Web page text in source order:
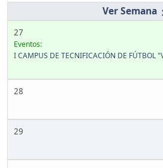
27
Eventos:
I CAMPUS DE TECNIFICACIÓN DE FÚTBOL
28
29